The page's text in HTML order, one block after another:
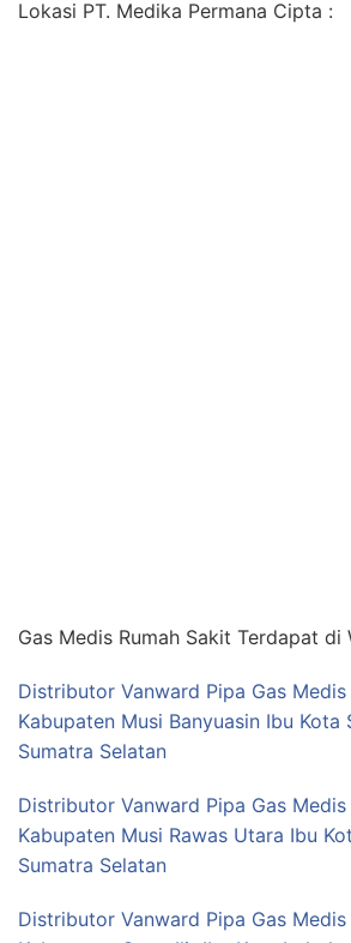
Lokasi PT. Medika Permana Cipta :
Gas Medis Rumah Sakit Terdapat di
Distributor Vanward Pipa Gas
Kabupaten Musi Banyuasin Ibu Kota
Sumatra Selatan
Distributor Vanward Pipa Gas
Kabupaten Musi Rawas Utara Ibu
Sumatra Selatan
Distributor Vanward Pipa Gas